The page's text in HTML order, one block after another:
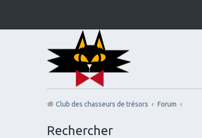
Club des chasseurs de trésors Forum
Rechercher